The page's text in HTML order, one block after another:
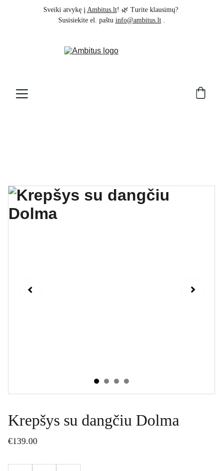
Sveiki atvykę į Ambitus.lt! 🌿 Turite klausimų?
Susisiekite el. paštu info@ambitus.lt .
Krepšys su dangčiu Dolma
€139.00